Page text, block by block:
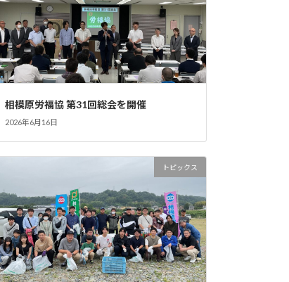
相模原労福協 第31回総会を開催
2026年6月16日
トピックス